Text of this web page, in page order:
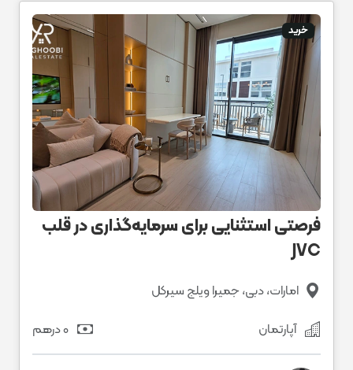
خرید
فرصتی استثنایی برای سرمایه‌گذاری در قلب
JVC
امارات، دبی، جمیرا ویلج سیرکل
آپارتمان